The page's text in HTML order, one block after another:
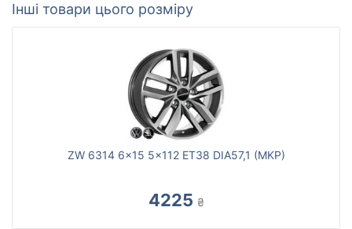
Інші товари цього розміру
ZW 6314 6x15 5x112 ET38 DIA57,1 (MKP)
4225 ₴